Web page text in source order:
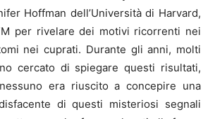
Hoffman dell’Università di Harvard,
per rivelare dei motivi ricorrenti nei
nei cuprati. Durante gli anni, molti
cercato di spiegare questi risultati,
era riuscito a concepire una
di questi misteriosi segnali